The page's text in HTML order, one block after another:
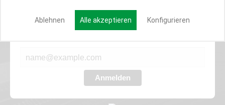
Verpasse nie wieder exklusive Newsletter-Rabatte und Aktionen
Anmelden
Ablehnen Alle akzeptieren Konfigurieren